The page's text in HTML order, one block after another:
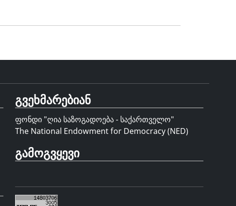
გვეხმარებიან
ფონდი "ღია საზოგადოება - საქართველო"
The National Endowment for Democracy (NED)
გამოგვყევი